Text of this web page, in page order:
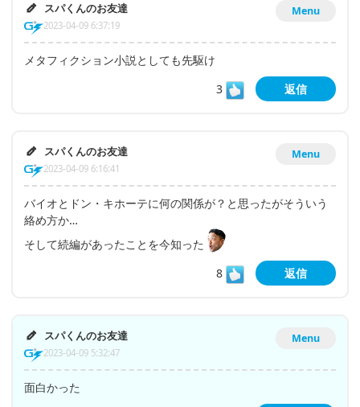
Menu
スパくんのお友達
2023-04-09 6:37:19
メタフィクション小説としても先駆け
3
返信
Menu
スパくんのお友達
2023-04-09 6:16:41
バイオとドン・キホーテに何の関係が？と思ったがそういう
絡め方か…
そして続編があったことを今知った
8
返信
Menu
スパくんのお友達
2023-04-09 5:32:47
面白かった